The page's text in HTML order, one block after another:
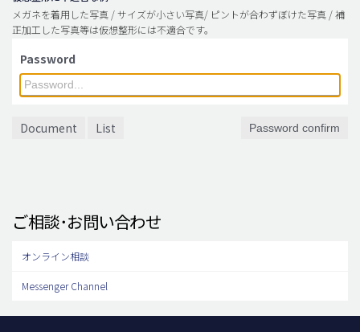
メガネを着用した写真 / サイズが小さい写真/ ピントが合わずぼけた写真 / 補
正加工した写真等は仮想整形には不適合です。
Password
Document List Password confirm
ご相談･お問い合わせ
オンライン相談
Messenger Channel